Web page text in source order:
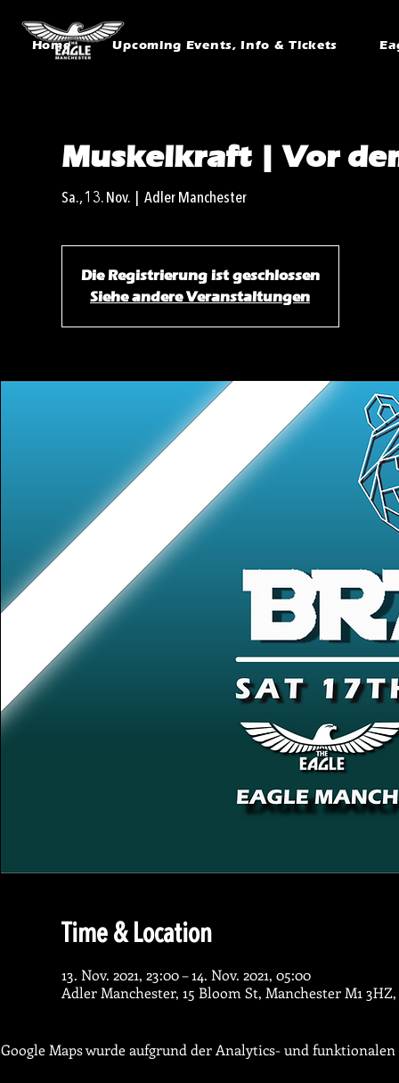
Home Upcoming Events, Info & Tickets
Muskelkraft | Vor
Sa., 13. Nov.
  |
Adler Manchester
Die Registrierung ist geschlossen
Siehe andere Veranstaltungen
Time & Location
13. Nov. 2021, 23:00 – 14. Nov. 2021, 05:00
Adler Manchester, 15 Bloom St, Manchester M1
Google Maps wurde aufgrund der Analytics- und